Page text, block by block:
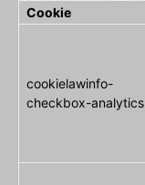
Cookie
cookielawinfo-
checkbox-analytics